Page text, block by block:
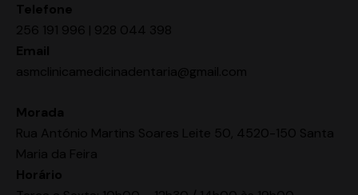
Telefone
256 191 996 | 928 044 398
Email
asmclinicamedicinadentaria@gmail.com
Morada
Rua António Martins Soares Leite 50, 4520-150 Santa
Maria da Feira
Horário